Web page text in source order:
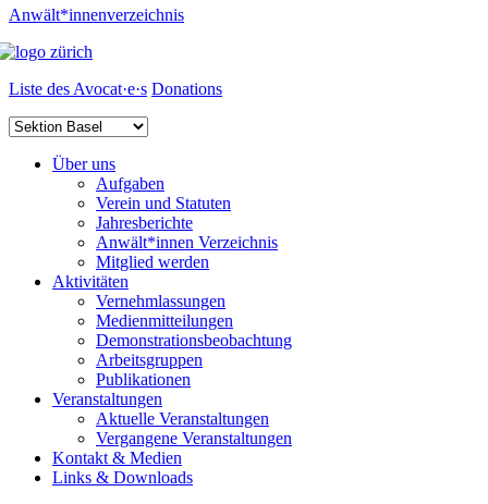
Anwält*innenverzeichnis
Liste des Avocat·e·s Donations
Über uns
Aufgaben
Verein und Statuten
Jahresberichte
Anwält*innen Verzeichnis
Mitglied werden
Aktivitäten
Vernehmlassungen
Medienmitteilungen
Demonstrationsbeobachtung
Arbeitsgruppen
Publikationen
Veranstaltungen
Aktuelle Veranstaltungen
Vergangene Veranstaltungen
Kontakt & Medien
Links & Downloads